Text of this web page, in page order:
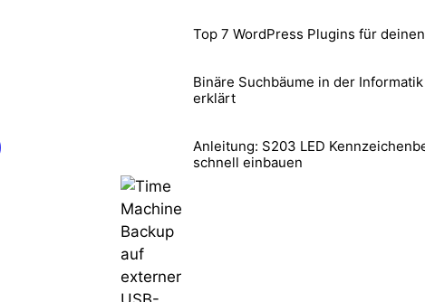
Top 7 WordPress Plugins für
Binäre Suchbäume in der
erklärt
Anleitung: S203 LED
schnell einbauen